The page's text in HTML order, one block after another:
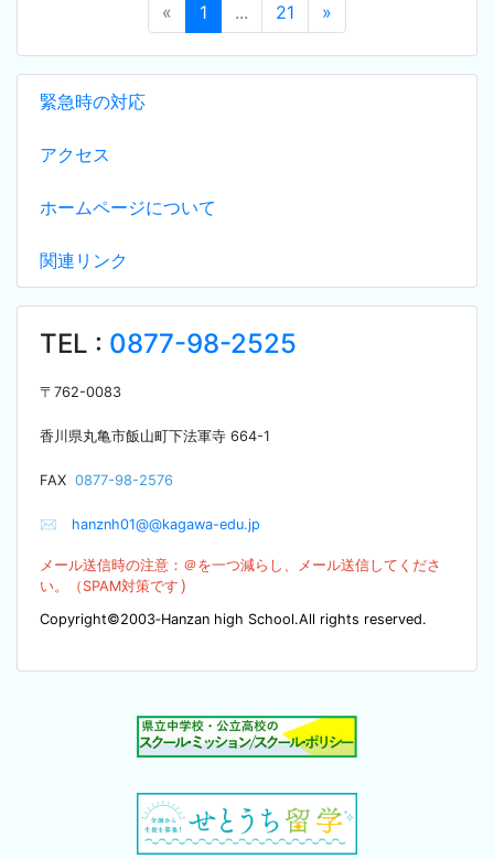
緊急時の対応
アクセス
ホームページについて
関連リンク
TEL : 0877-98-2525
〒 762-0083
香川県丸亀市飯山町下法軍寺 664-1
FAX 0877-98-2576
✉ hanznh01@@kagawa-edu.jp
メール送信時の注意：＠を一つ減らし、メール送信してくださ
い。（SPAM対策です ）
Copyright©2003‐Hanzan high School.All rights reserved.
« 1 ... 21 »